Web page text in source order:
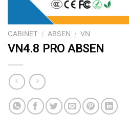
CABINET / ABSEN / VN
VN4.8 PRO ABSEN